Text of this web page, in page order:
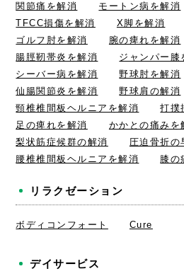
関節痛を解消
モートン病を解消
TFCC損傷を解消
X脚を解消
ゴルフ肘を解消
腕の痺れを解消
腸脛靭帯炎を解消
ジャンパー膝
シーバー病を解消
野球肘を解消
仙腸関節炎を解消
野球肩の解消
頸椎椎間板ヘルニアを解消
打撲
足の痺れを解消
かかとの痛みを
梨状筋症候群の解消
圧迫骨折の
腰椎椎間板ヘルニアを解消
膝の
リラクゼーション
ボディコンフォート Cure
デイサービス